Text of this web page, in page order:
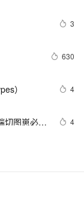
3
630
） 4
图崽必修
4
化前端应